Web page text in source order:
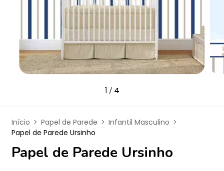
1/ 4
Início > Papel de Parede > Infantil Masculino >
Papel de Parede Ursinho
Papel de Parede Ursinho